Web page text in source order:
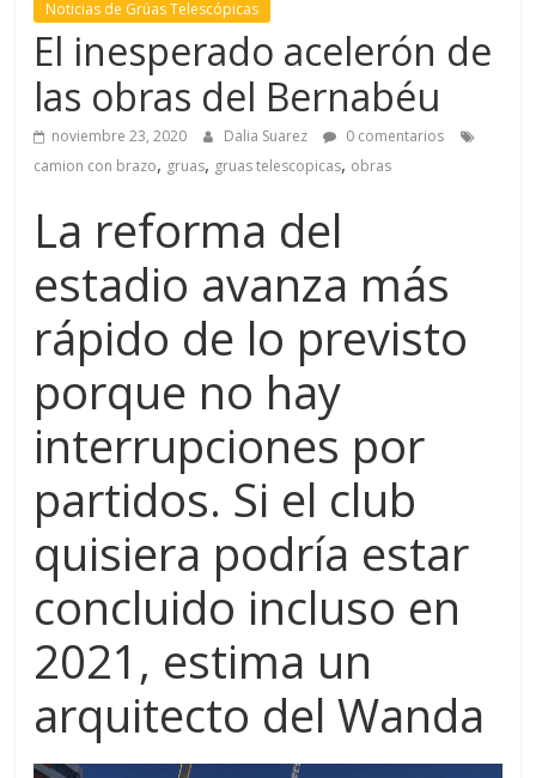
Noticias de Grúas Telescópicas
El inesperado acelerón de
las obras del Bernabéu
noviembre 23, 2020 Dalia Suarez
0 comentarios
camion con brazo, gruas, gruas telescopicas, obras
La reforma del
estadio avanza más
rápido de lo previsto
porque no hay
interrupciones por
partidos. Si el club
quisiera podría estar
concluido incluso en
2021, estima un
arquitecto del Wanda